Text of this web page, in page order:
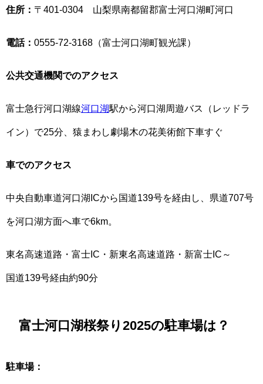
住所： 〒401-0304 山梨県南都留郡富士河口湖町河口
電話： 0555-72-3168（富士河口湖町観光課）
公共交通機関でのアクセス
富士急行河口湖線河口湖駅から河口湖周遊バス（レッドラ
イン）で25分、猿まわし劇場木の花美術館下車すぐ
車でのアクセス
中央自動車道河口湖ICから国道139号を経由し、県道707号
を河口湖方面へ車で6km。
東名高速道路・富士IC・新東名高速道路・新富士IC～
国道139号経由約90分
富士河口湖桜祭り2025の駐車場は？
駐車場：